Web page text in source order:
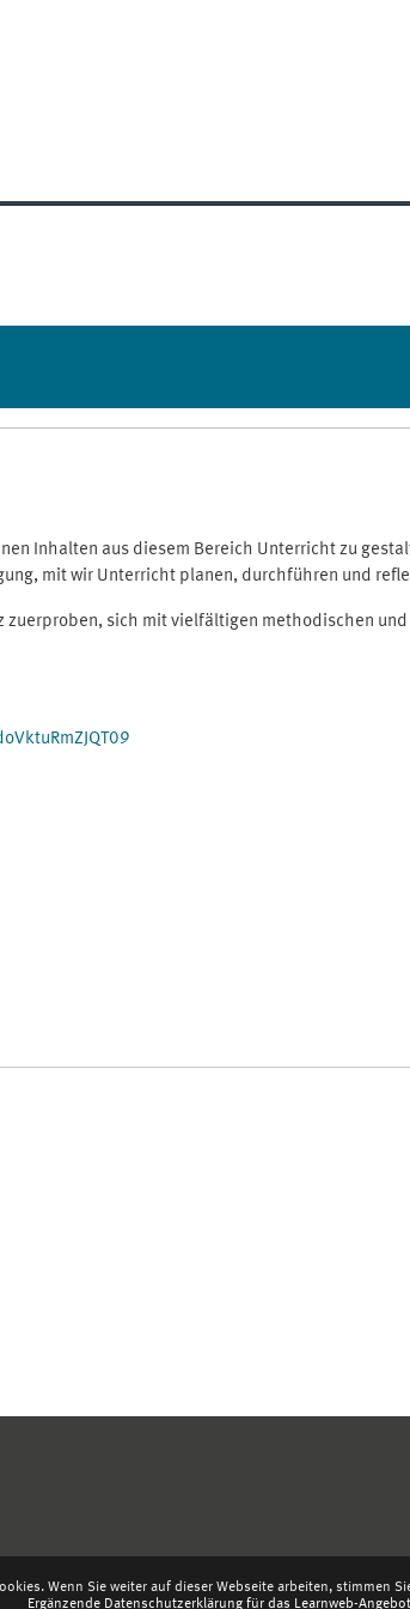
Wenn Sie weiter auf dieser Webseite arbeiten, stimmen
Ergänzende Datenschutzerklärung für das Learnweb-Angebot
Inhalten aus diesem Bereich Unterricht zu
mit wir Unterricht planen, durchführen und
sich mit vielfältigen methodischen